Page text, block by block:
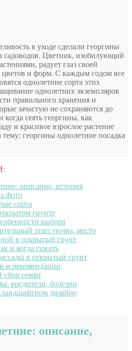
в уходе сделали георгины
Цветник, изобилующий
радует глаз своей
цветов и форм. С каждым годом все
однолетние сорта этих
однолетних экземпляров
правильного хранения и
зачастую не сохраняются до
сеять георгины, как
и красивое взрослое растение
тему: георгины однолетние посадка
описание, история
фото
сорта
грунте
выбора
этап: почва, место
в открытый грунт
и когда сажать
в открытый грунт
и рекомендации
сбор семян
вредители, болезни
дизайне
описание,